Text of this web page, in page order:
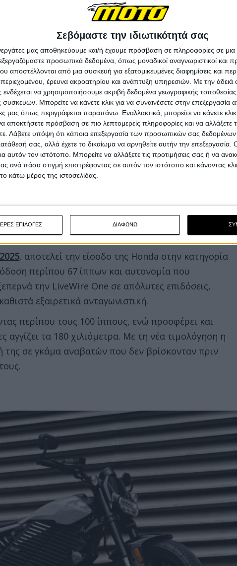
Σεβόμαστε την ιδιωτικότητά σας
μας αποθηκεύουμε και/ή έχουμε πρόσβαση σε πληροφορίες σε
προσωπικά δεδομένα, όπως μοναδικοί αναγνωριστικοί και
αποστέλλονται από μια συσκευή για εξατομικευμένες διαφημίσεις και
έρευνα ακροατηρίου και ανάπτυξη υπηρεσιών. Με την άδειά
ενδέχεται να χρησιμοποιήσουμε ακριβή δεδομένα γεωγραφικής
Μπορείτε να κάνετε κλικ για να συναινέσετε στην επεξεργασία
μας όπως περιγράφεται παραπάνω. Εναλλακτικά, μπορείτε να κάνετε κλικ
αποκτήσετε πρόσβαση σε πιο λεπτομερείς πληροφορίες και να αλλάξετε
Λάβετε υπόψη ότι κάποια επεξεργασία των προσωπικών σας δεδομένων
σας, αλλά έχετε το δικαίωμα να αρνηθείτε αυτήν την επεξεργασία.
αυτόν τον ιστότοπο. Μπορείτε να αλλάξετε τις προτιμήσεις σας ή να
ανά πάσα στιγμή επιστρέφοντας σε αυτόν τον ιστότοπο και κάνοντας
κάτω μέρος της ιστοσελίδας.
ΕΠΙΛΟΓΕΣ ΔΙΑΦΩΝΩ
, αποτελεί την είσοδο της Honda στην κατηγορία
περίπου 67 ίππων και αυτονομία που
την LiveWire One σε απόλυτες επιδόσεις,
εξαιρετικά ανταγωνιστική.
περίπου τους 100 ίππους, ενώ προσφέρει και
τα 180 χιλιόμετρα. Με τη νέα τιμολόγηση η
της σε γκάμα αναβατών που δεν βρίσκονταν πριν